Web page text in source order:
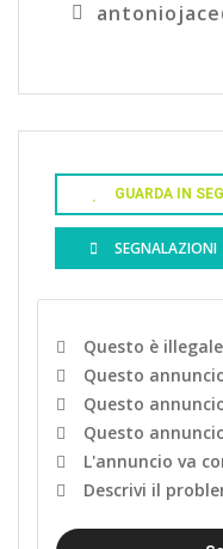
GUARDA IN
SEGNALAZIONI
Questo è
Questo
Questo
Questo
L'annuncio va
Descrivi il